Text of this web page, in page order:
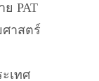
PAT
าสตร์
เทศ